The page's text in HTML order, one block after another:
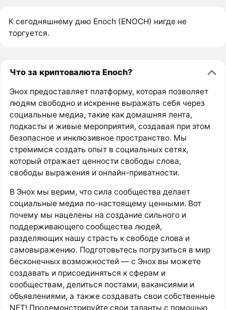
К сегодняшнему дню Enoch (ENOCH) нигде не
торгуется.
Что за криптовалюта Enoch?
Энох предоставляет платформу, которая позволяет
людям свободно и искренне выражать себя через
социальные медиа, такие как домашняя лента,
подкасты и живые мероприятия, создавая при этом
безопасное и инклюзивное пространство. Мы
стремимся создать опыт в социальных сетях,
который отражает ценности свободы слова,
свободы выражения и онлайн-приватности.
В Энох мы верим, что сила сообщества делает
социальные медиа по-настоящему ценными. Вот
почему мы нацелены на создание сильного и
поддерживающего сообщества людей,
разделяющих нашу страсть к свободе слова и
самовыражению. Подготовьтесь погрузиться в мир
бесконечных возможностей — с Энох вы можете
создавать и присоединяться к сферам и
сообществам, делиться постами, вакансиями и
объявлениями, а также создавать свои собственные
NFT! Продемонстрируйте свои таланты с помощью